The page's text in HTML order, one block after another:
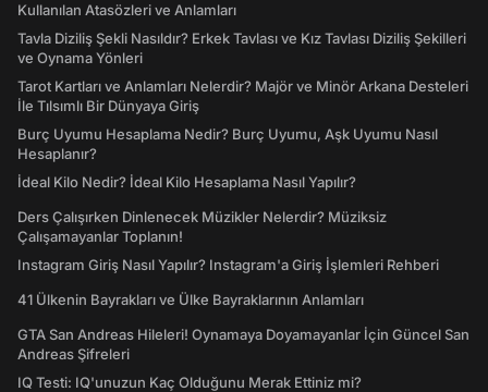
Kullanılan Atasözleri ve Anlamları
Tavla Diziliş Şekli Nasıldır? Erkek Tavlası ve Kız Tavlası Diziliş Şekilleri
ve Oynama Yönleri
Tarot Kartları ve Anlamları Nelerdir? Majör ve Minör Arkana Desteleri
İle Tılsımlı Bir Dünyaya Giriş
Burç Uyumu Hesaplama Nedir? Burç Uyumu, Aşk Uyumu Nasıl
Hesaplanır?
İdeal Kilo Nedir? İdeal Kilo Hesaplama Nasıl Yapılır?
Ders Çalışırken Dinlenecek Müzikler Nelerdir? Müziksiz
Çalışamayanlar Toplanın!
Instagram Giriş Nasıl Yapılır? Instagram'a Giriş İşlemleri Rehberi
41 Ülkenin Bayrakları ve Ülke Bayraklarının Anlamları
GTA San Andreas Hileleri! Oynamaya Doyamayanlar İçin Güncel San
Andreas Şifreleri
IQ Testi: IQ'unuzun Kaç Olduğunu Merak Ettiniz mi?